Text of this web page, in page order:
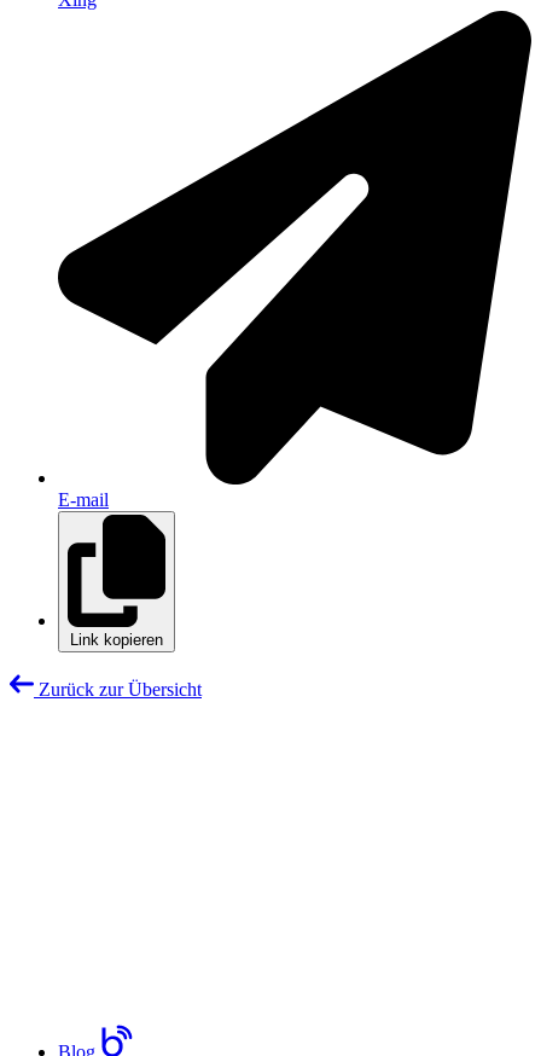
E-mail
Link kopieren
Zurück zur Übersicht
Blog